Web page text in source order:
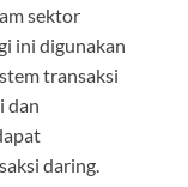
sektor
ini digunakan
transaksi
dan
daring.